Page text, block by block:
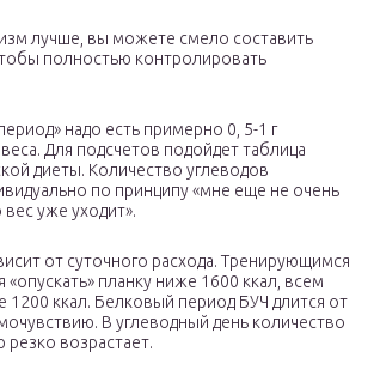
лучше, вы можете смело составить
полностью контролировать
надо есть примерно 0, 5-1 г
Для подсчетов подойдет таблица
диеты. Количество углеводов
по принципу «мне еще не очень
уже уходит».
от суточного расхода. Тренирующимся
«опускать» планку ниже 1600 ккал, всем
1200 ккал. Белковый период БУЧ длится от
В углеводный день количество
возрастает.